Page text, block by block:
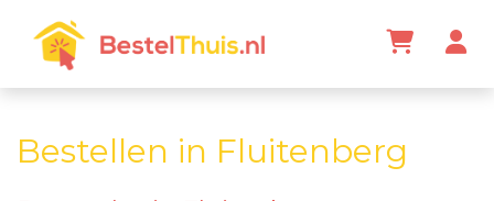
Bestellen in Fluitenberg